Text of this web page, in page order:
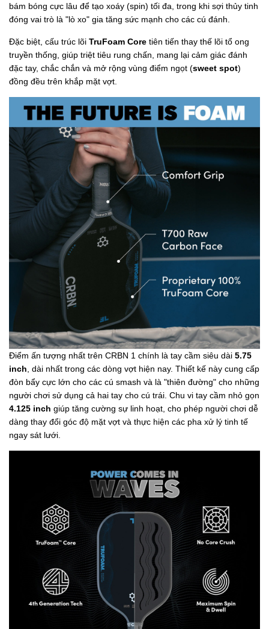
bám bóng cực lâu để tạo xoáy (spin) tối đa, trong khi sợi thủy tinh
đóng vai trò là "lò xo" gia tăng sức mạnh cho các cú đánh.
Đặc biệt, cấu trúc lõi TruFoam Core tiên tiến thay thế lõi tổ ong
truyền thống, giúp triệt tiêu rung chấn, mang lại cảm giác đánh
đặc tay, chắc chắn và mở rộng vùng điểm ngọt (sweet spot)
đồng đều trên khắp mặt vợt.
Điểm ấn tượng nhất trên CRBN 1 chính là tay cầm siêu dài 5.75
inch , dài nhất trong các dòng vợt hiện nay. Thiết kế này cung cấp
đòn bẩy cực lớn cho các cú smash và là "thiên đường" cho những
người chơi sử dụng cả hai tay cho cú trái. Chu vi tay cầm nhỏ gọn
4.125 inch giúp tăng cường sự linh hoạt, cho phép người chơi dễ
dàng thay đổi góc độ mặt vợt và thực hiện các pha xử lý tinh tế
ngay sát lưới.